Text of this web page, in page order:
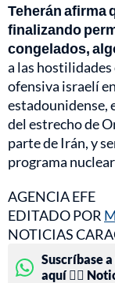
Teherán afirma
finalizando
congelados,
a las
ofensiva israelí
del estrecho de
parte de Irán, y
programa
AGENCIA EFE
EDITADO POR
NOTICIAS
Suscríbase
aquí 👉🏻